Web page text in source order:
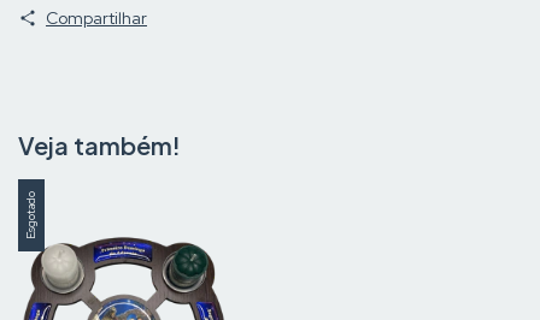
Compartilhar
Veja também!
Esgotado